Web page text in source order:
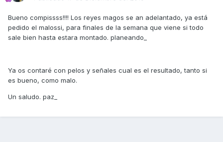
Bueno compissss!!!! Los reyes magos se an adelantado, ya está
pedido el malossi, para finales de la semana que viene si todo
sale bien hasta estara montado. planeando_
Ya os contaré con pelos y señales cual es el resultado, tanto si
es bueno, como malo.
Un saludo. paz_